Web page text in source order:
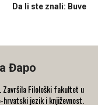
Da li ste znali: Buve
Đapo
Završila Filološki fakultet u
jezik i književnost.